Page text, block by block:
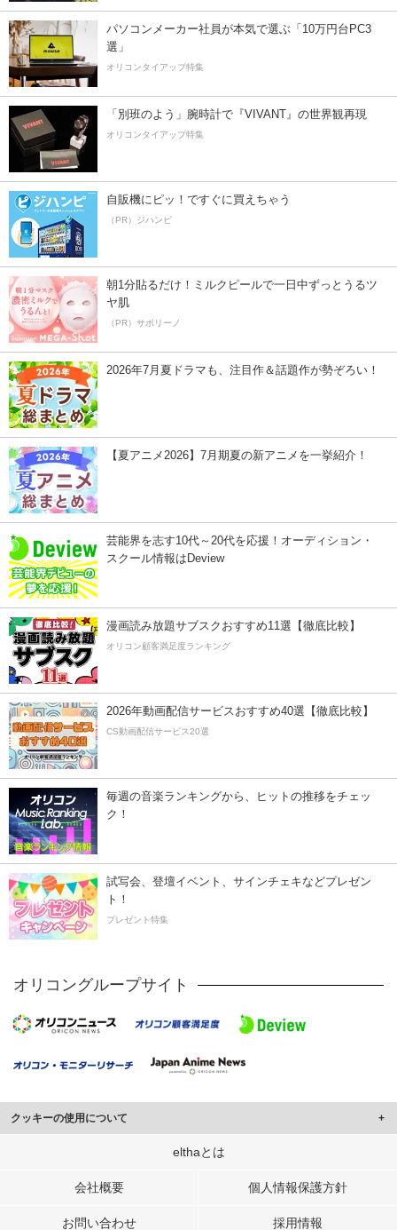
パソコンメーカー社員が本気で選ぶ「10万円台PC3
選」
オリコンタイアップ特集
「別班のよう」腕時計で『VIVANT』の世界観再現
オリコンタイアップ特集
自販機にピッ！ですぐに買えちゃう
（PR）ジハンピ
朝1分貼るだけ！ミルクピールで一日中ずっとうるツ
ヤ肌
（PR）サボリーノ
2026年7月夏ドラマも、注目作＆話題作が勢ぞろい！
【夏アニメ2026】7月期夏の新アニメを一挙紹介！
芸能界を志す10代～20代を応援！オーディション・
スクール情報はDeview
漫画読み放題サブスクおすすめ11選【徹底比較】
オリコン顧客満足度ランキング
2026年動画配信サービスおすすめ40選【徹底比較】
CS動画配信サービス20選
毎週の音楽ランキングから、ヒットの推移をチェッ
ク！
試写会、登壇イベント、サインチェキなどプレゼン
ト！
プレゼント特集
オリコングループサイト
クッキーの使用について
このサイトでは Cookie を使用して、ユーザーに合わせたコンテンツや広告の
行っています。
メディアや広告配信、データ解析の各パートナーに提供しています。
elthaとは
会社概要 個人情報保護方針
お問い合わせ 採用情報